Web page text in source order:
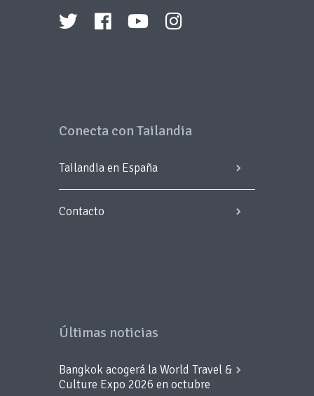
Conecta con Tailandia
Tailandia en España
Contacto
Últimas noticias
Bangkok acogerá la World Travel &
Culture Expo 2026 en octubre